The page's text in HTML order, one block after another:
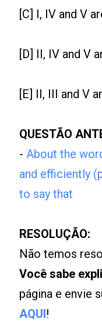
[C] I, IV and V
[D] II, IV and V
[E] II, III and V
QUESTÃO
-About the
and efficiently
to say that
RESOLUÇÃO:
Não temos
Você sabe
página e envie
AQUI!